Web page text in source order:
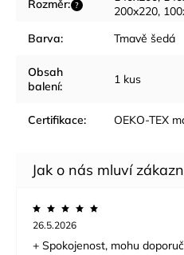
?
Rozměr:
200x220,
Barva: Tmavě šedá
Obsah
balení: 1 kus
Certifikace: OEKO-TEX
26.5.2026
+ Spokojenost, mohu